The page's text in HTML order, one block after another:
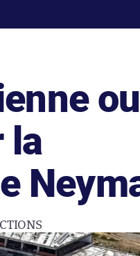
la